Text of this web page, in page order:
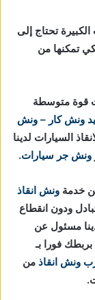
تحتاج إلى
تمكنها من
قوة متوسطة
ونش كار – ونش
السيارات لدينا
ونش جر سيارات.
خدمة ونش انقاذ
ودون انقطاع
مسئول عن
فورا بـ
ونش انقاذ من